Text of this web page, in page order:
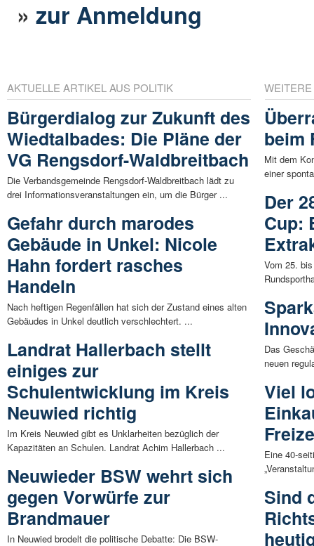
»zur Anmeldung
AKTUELLE ARTIKEL AUS POLITIK
Bürgerdialog zur Zukunft des
Wiedtalbades: Die Pläne der
VG Rengsdorf-Waldbreitbach
Die Verbandsgemeinde Rengsdorf-Waldbreitbach lädt zu
drei Informationsveranstaltungen ein, um die Bürger ...
Gefahr durch marodes
Gebäude in Unkel: Nicole
Hahn fordert rasches
Handeln
Nach heftigen Regenfällen hat sich der Zustand eines alten
Gebäudes in Unkel deutlich verschlechtert. ...
Landrat Hallerbach stellt
einiges zur
Schulentwicklung im Kreis
Neuwied richtig
Im Kreis Neuwied gibt es Unklarheiten bezüglich der
Kapazitäten an Schulen. Landrat Achim Hallerbach ...
Neuwieder BSW wehrt sich
gegen Vorwürfe zur
Brandmauer
In Neuwied brodelt die politische Debatte: Die BSW-
beim
Mit dem
einer
Der
Cup:
Vom 25.
Das
neuen
Viel
Eine 40-
Sind